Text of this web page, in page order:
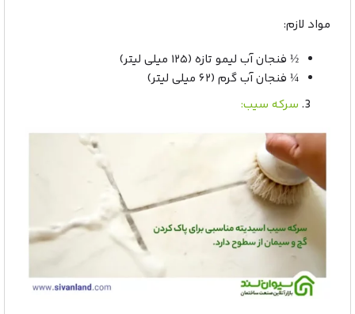
مواد لازم:
½ فنجان آب لیمو تازه (۱۲۵ میلی لیتر)
¼ فنجان آب گرم (۶۲ میلی لیتر)
سرکه سیب: